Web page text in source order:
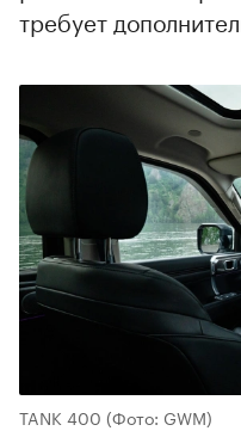
требует
TANK 400 (Фото: GWM)